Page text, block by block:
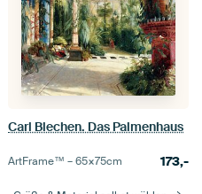
Carl Blechen. Das Palmenhaus
ArtFrame™ –65×75cm 173,-